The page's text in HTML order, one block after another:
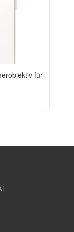
für